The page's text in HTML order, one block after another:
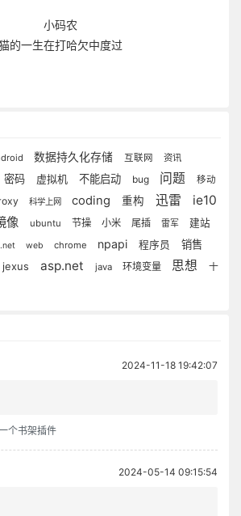
小码农
的一生在打哈欠中度过
数据持久化存储 互联网 资讯
密码 虚拟机 不能启动 bug 问题
移动
科学上网 coding 重构 迅雷 ie10
像 ubuntu 节操 小米 尾插 雷军 建站
.net web chrome npapi 程序员 销售
jexus asp.net java 环境变量 思想
十
2024-11-18 19:42:07
个书架插件
2024-05-14 09:15:54